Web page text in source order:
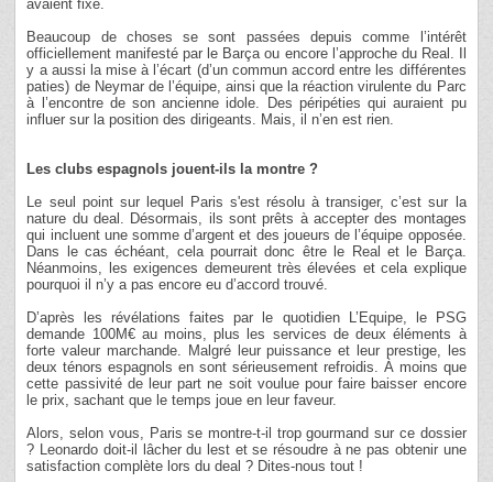
avaient fixé.
Beaucoup de choses se sont passées depuis comme l’intérêt
officiellement manifesté par le Barça ou encore l’approche du Real. Il
y a aussi la mise à l’écart (d’un commun accord entre les différentes
paties) de Neymar de l’équipe, ainsi que la réaction virulente du Parc
à l’encontre de son ancienne idole. Des péripéties qui auraient pu
influer sur la position des dirigeants. Mais, il n’en est rien.
Les clubs espagnols jouent-ils la montre ?
Le seul point sur lequel Paris s'est résolu à transiger, c’est sur la
nature du deal. Désormais, ils sont prêts à accepter des montages
qui incluent une somme d’argent et des joueurs de l’équipe opposée.
Dans le cas échéant, cela pourrait donc être le Real et le Barça.
Néanmoins, les exigences demeurent très élevées et cela explique
pourquoi il n’y a pas encore eu d’accord trouvé.
D’après les révélations faites par le quotidien L’Equipe, le PSG
demande 100M€ au moins, plus les services de deux éléments à
forte valeur marchande. Malgré leur puissance et leur prestige, les
deux ténors espagnols en sont sérieusement refroidis. À moins que
cette passivité de leur part ne soit voulue pour faire baisser encore
le prix, sachant que le temps joue en leur faveur.
Alors, selon vous, Paris se montre-t-il trop gourmand sur ce dossier
? Leonardo doit-il lâcher du lest et se résoudre à ne pas obtenir une
satisfaction complète lors du deal ? Dites-nous tout !